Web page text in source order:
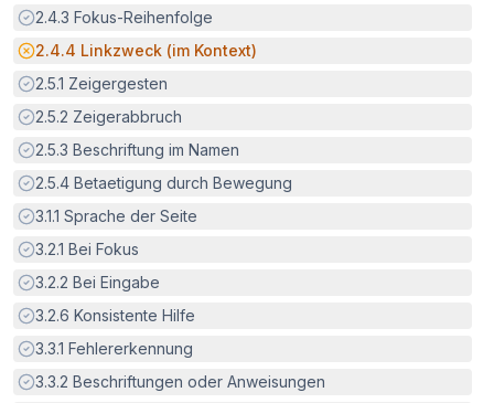
Erfüllt:
2.4.3 Fokus-Reihenfolge
Potenzielle Barriere:
2.4.4 Linkzweck (im Kontext)
Erfüllt:
2.5.1 Zeigergesten
Erfüllt:
2.5.2 Zeigerabbruch
Erfüllt:
2.5.3 Beschriftung im Namen
Erfüllt:
2.5.4 Betaetigung durch Bewegung
Erfüllt:
3.1.1 Sprache der Seite
Erfüllt:
3.2.1 Bei Fokus
Erfüllt:
3.2.2 Bei Eingabe
Erfüllt:
3.2.6 Konsistente Hilfe
Erfüllt:
3.3.1 Fehlererkennung
Erfüllt:
3.3.2 Beschriftungen oder Anweisungen